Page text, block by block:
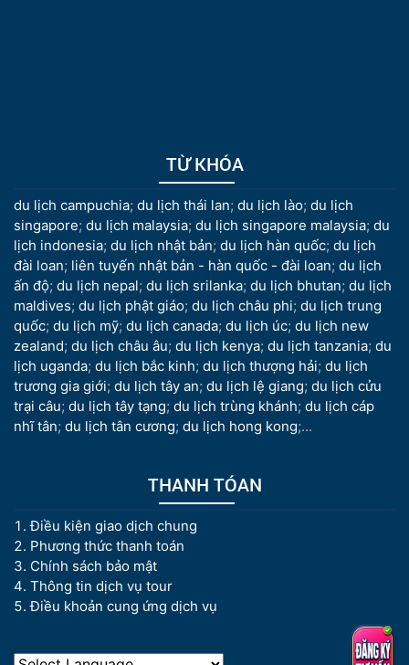
TỪ KHÓA
du lịch campuchia; du lịch thái lan; du lịch lào; du lịch
singapore; du lịch malaysia; du lịch singapore malaysia; du
lịch indonesia; du lịch nhật bản; du lịch hàn quốc; du lịch
đài loan; liên tuyến nhật bản - hàn quốc - đài loan; du lịch
ấn độ; du lịch nepal; du lịch srilanka; du lịch bhutan; du lịch
maldives; du lịch phật giáo; du lịch châu phi; du lịch trung
quốc; du lịch mỹ; du lịch canada; du lịch úc; du lịch new
zealand; du lịch châu âu; du lịch kenya; du lịch tanzania; du
lịch uganda; du lịch bắc kinh; du lịch thượng hải; du lịch
trương gia giới; du lịch tây an; du lịch lệ giang; du lịch cửu
trại câu; du lịch tây tạng; du lịch trùng khánh; du lịch cáp
nhĩ tân; du lịch tân cương; du lịch hong kong;...
THANH TÓAN
Điều kiện giao dịch chung
Phương thức thanh toán
Chính sách bảo mật
Thông tin dịch vụ tour
Điều khoản cung ứng dịch vụ